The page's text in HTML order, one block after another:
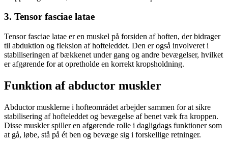
3. Tensor fasciae latae
Tensor fasciae latae er en muskel på forsiden af hoften, der bidrager
til abduktion og fleksion af hofteleddet. Den er også involveret i
stabiliseringen af bækkenet under gang og andre bevægelser, hvilket
er afgørende for at opretholde en korrekt kropsholdning.
Funktion af abductor muskler
Abductor musklerne i hofteområdet arbejder sammen for at sikre
stabilisering af hofteleddet og bevægelse af benet væk fra kroppen.
Disse muskler spiller en afgørende rolle i dagligdags funktioner som
at gå, løbe, stå på ét ben og bevæge sig i forskellige retninger.